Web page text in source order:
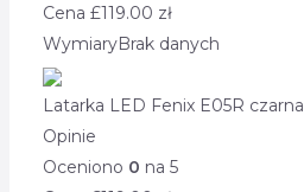
Cena £119.00 zł
WymiaryBrak danych
Latarka LED Fenix E05R czarna
Opinie
Oceniono 0 na 5